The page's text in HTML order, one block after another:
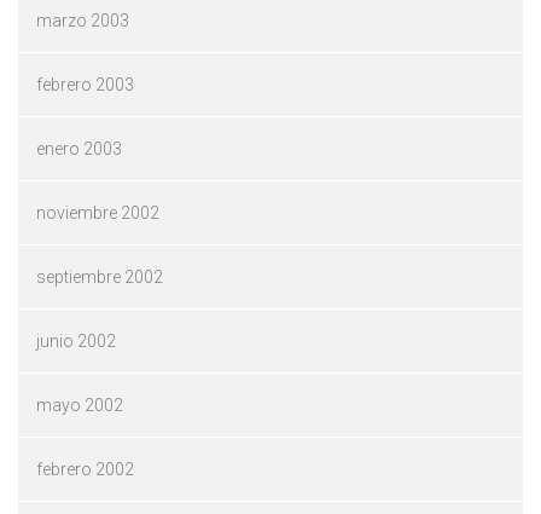
marzo 2003
febrero 2003
enero 2003
noviembre 2002
septiembre 2002
junio 2002
mayo 2002
febrero 2002